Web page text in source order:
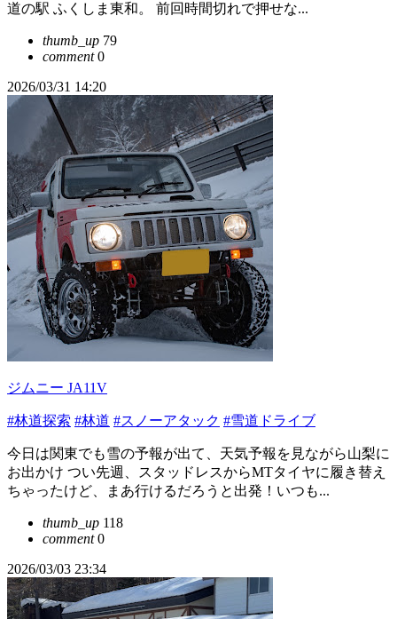
道の駅 ふくしま東和。 前回時間切れで押せな...
thumb_up 79
comment0
2026/03/31 14:20
ジムニー JA11V
#林道探索 #林道 #スノーアタック #雪道ドライブ
今日は関東でも雪の予報が出て、天気予報を見ながら山梨に
お出かけ つい先週、スタッドレスからMTタイヤに履き替え
ちゃったけど、まあ行けるだろうと出発！いつも...
thumb_up 118
comment0
2026/03/03 23:34